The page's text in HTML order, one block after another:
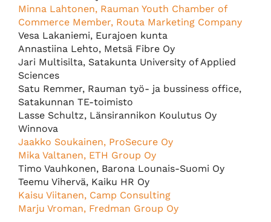
Minna Lahtonen, Rauman Youth Chamber of
Commerce Member, Routa Marketing Company
Vesa Lakaniemi, Eurajoen kunta
Annastiina Lehto, Metsä Fibre Oy
Jari Multisilta, Satakunta University of Applied
Sciences
Satu Remmer, Rauman työ- ja bussiness office,
Satakunnan TE-toimisto
Lasse Schultz, Länsirannikon Koulutus Oy
Winnova
Jaakko Soukainen, ProSecure Oy
Mika Valtanen, ETH Group Oy
Timo Vauhkonen, Barona Lounais-Suomi Oy
Teemu Vihervä, Kaiku HR Oy
Kaisu Viitanen, Camp Consulting
Marju Vroman, Fredman Group Oy